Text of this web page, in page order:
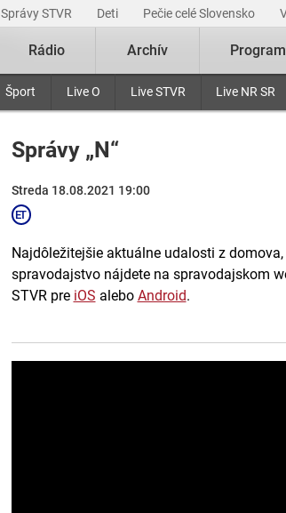
Správy STVR Deti Pečie celé Slovensko
Šport Live O Live STVR Live NR SR
Rádio Archív Program
Správy „N“
Streda 18.08.2021 19:00
Najdôležitejšie aktuálne udalosti z
spravodajstvo nájdete na spravodajskom
STVR pre iOS alebo Android.